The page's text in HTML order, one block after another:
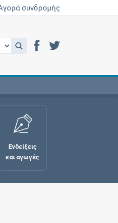
συνδρομής
Ενδείξεις
και αγωγές